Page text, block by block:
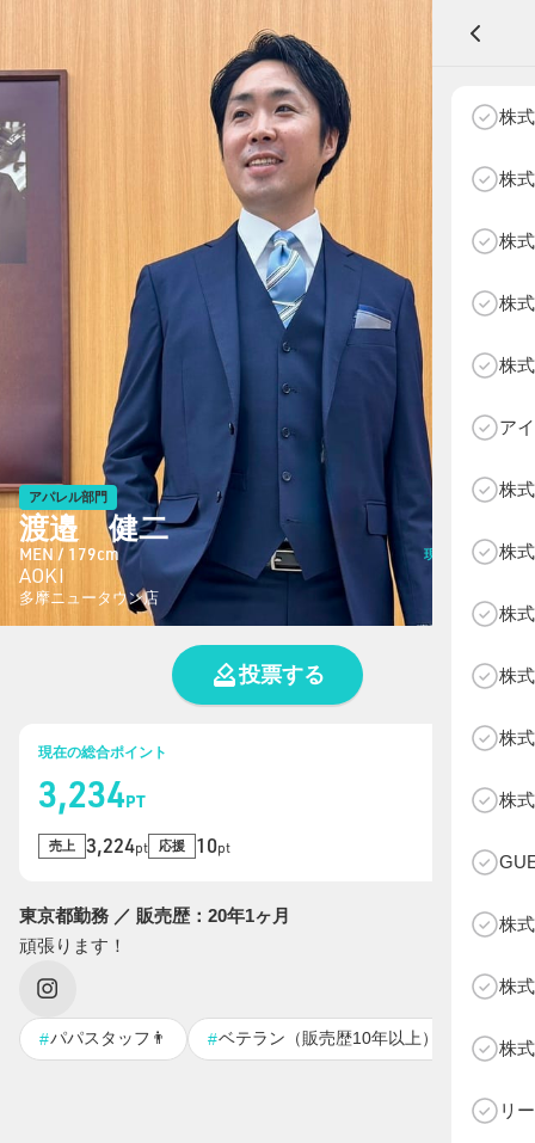
物販部門 NEXT AGE
ABOUT SOTY
投票方法
Follow Us
A
株
株
株
株
株
ア
株
株
株
株
株
株
株
株
株
リ
アパレル部門
渡邉 健二
MEN / 179cm
AOKI
多摩ニュータウン店
現在の総投票数
23
投票する
現在の総合ポイント
3,234PT
売上 3,224pt 応援 10pt
東京都勤務 ／ 販売歴：20年1ヶ月
頑張ります！
#パパスタッフ👨 #ベテラン（販売歴10年以上） #コー